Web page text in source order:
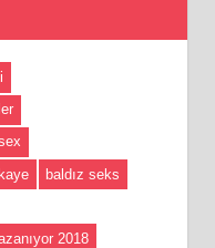
baldız seks
2018